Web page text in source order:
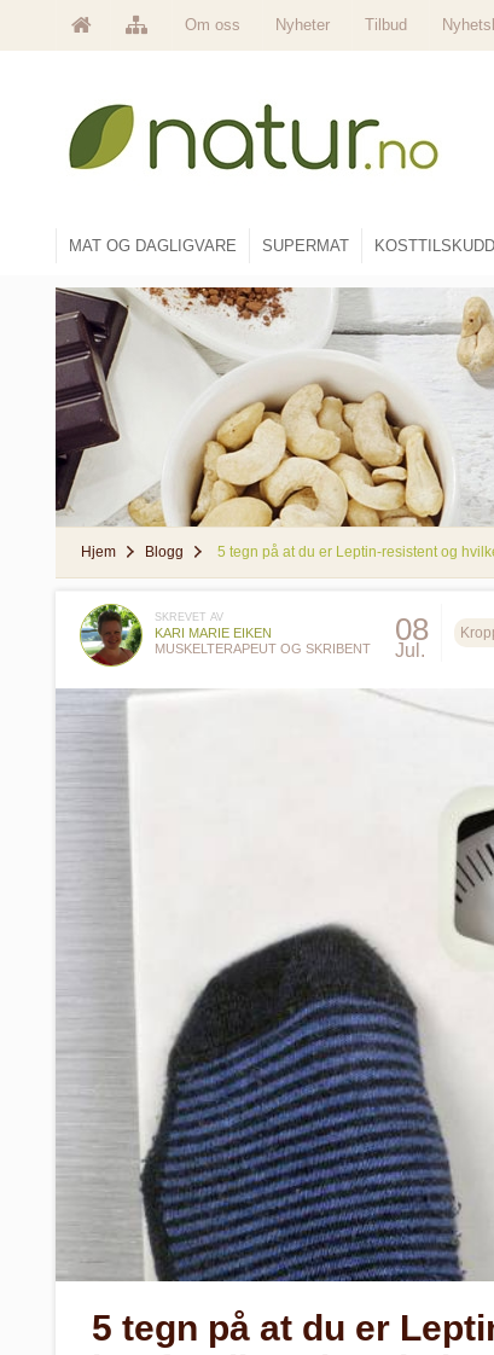
Om oss Nyheter Tilbud
MAT OG DAGLIGVARE SUPERMAT KOSTTILSKUDD
Hjem Blogg 5 tegn på at du er Leptin-resistent og
SKREVET AV
KARI MARIE EIKEN
MUSKELTERAPEUT OG SKRIBENT
08
Jul.
5 tegn på at du er